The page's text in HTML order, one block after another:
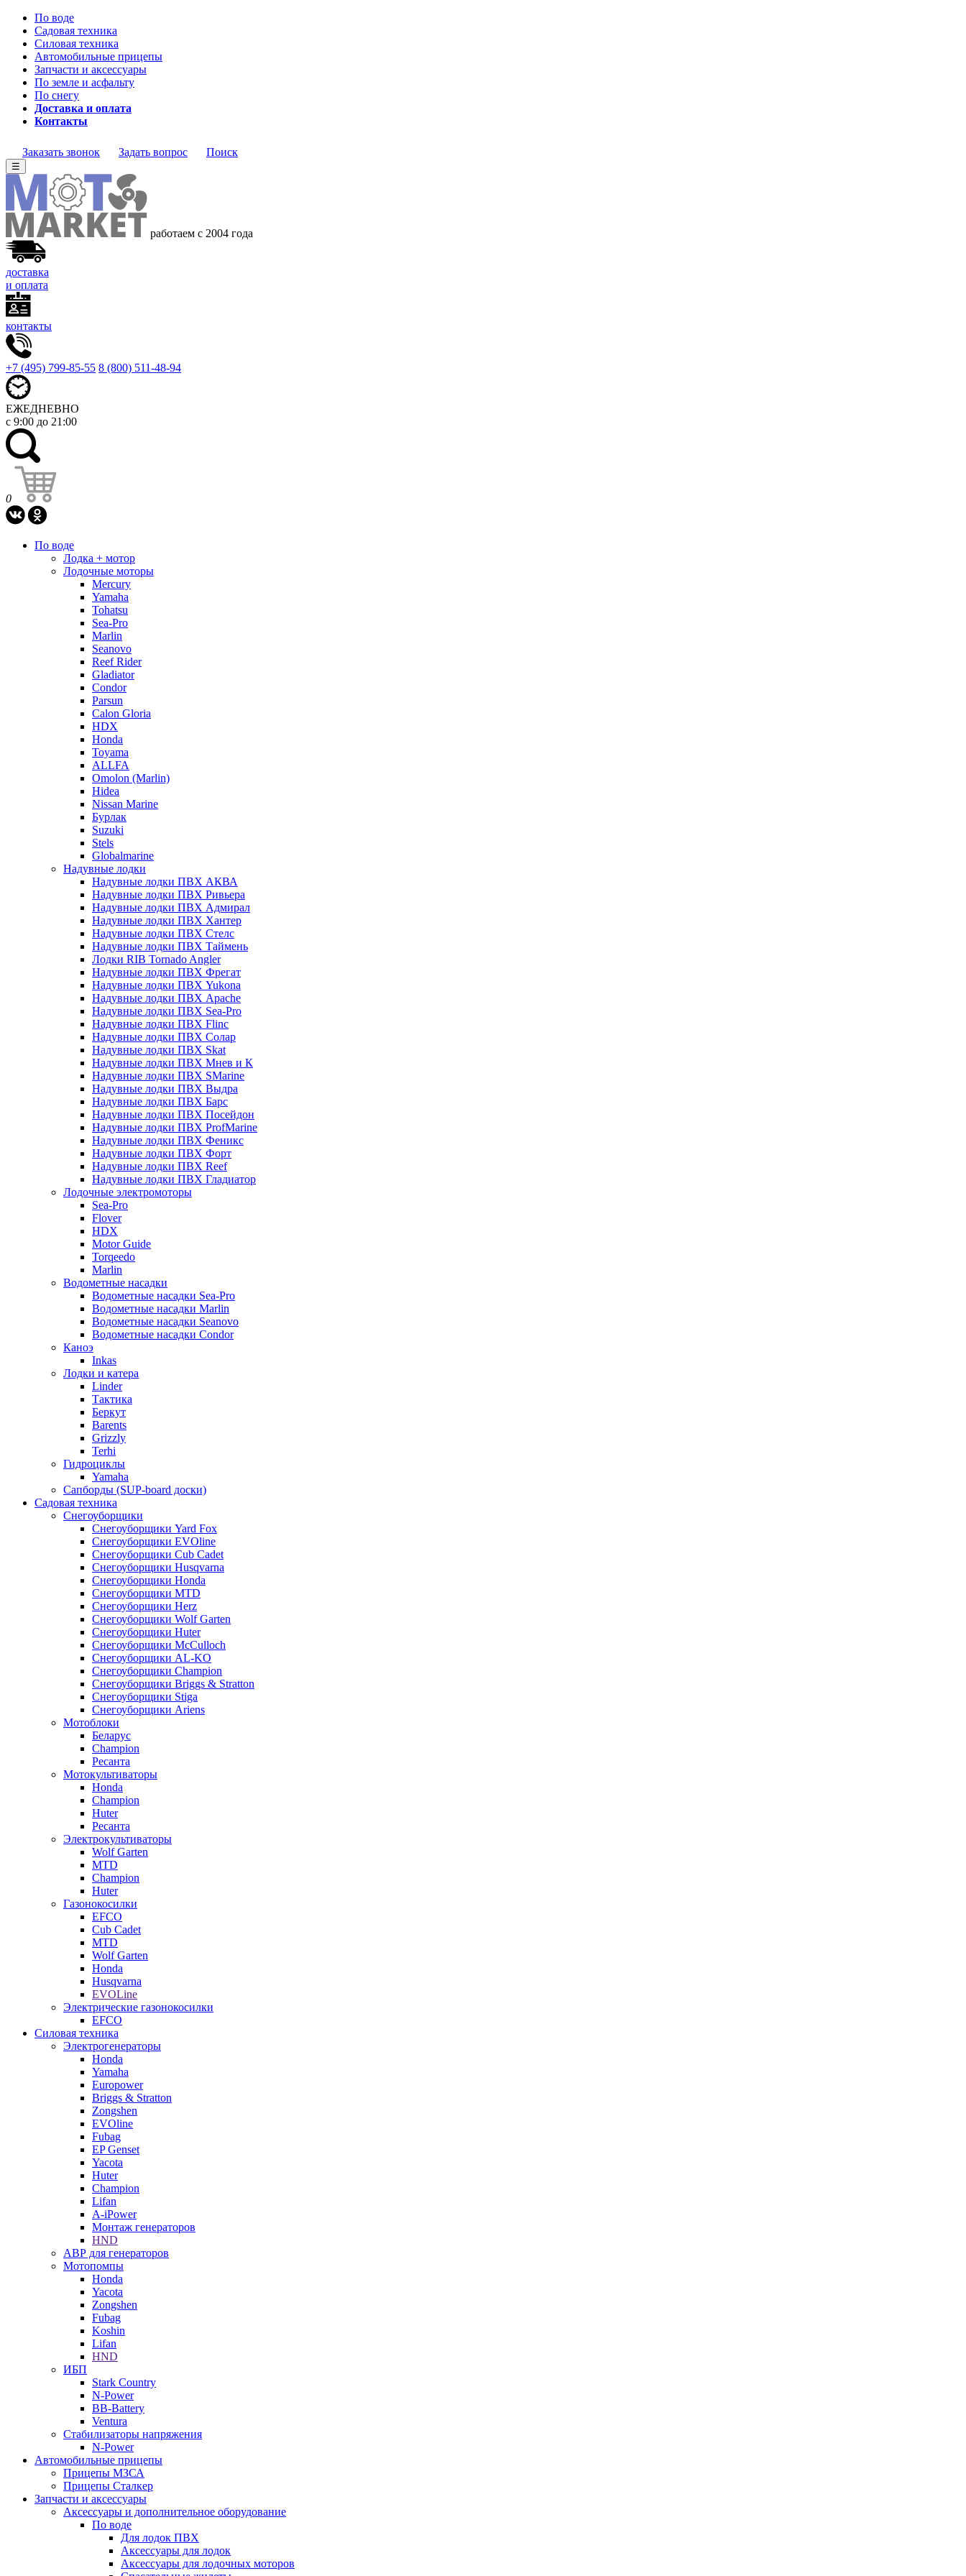
По воде
Садовая техника
Силовая техника
Автомобильные прицепы
Запчасти и аксессуары
По земле и асфальту
По снегу
Доставка и оплата
Контакты
Заказать звонок Задать вопрос Поиск
☰
работаем с 2004 года
доставка
и оплата
контакты
+7 (495) 799-85-55 8 (800) 511-48-94
ЕЖЕДНЕВНО
с 9:00 до 21:00
0
По воде
Лодка + мотор
Лодочные моторы
Mercury
Yamaha
Tohatsu
Sea-Pro
Marlin
Seanovo
Reef Rider
Gladiator
Condor
Parsun
Calon Gloria
HDX
Honda
Toyama
ALLFA
Omolon (Marlin)
Hidea
Nissan Marine
Бурлак
Suzuki
Stels
Globalmarine
Надувные лодки
Надувные лодки ПВХ АКВА
Надувные лодки ПВХ Ривьера
Надувные лодки ПВХ Адмирал
Надувные лодки ПВХ Хантер
Надувные лодки ПВХ Стелс
Надувные лодки ПВХ Таймень
Лодки RIB Tornado Angler
Надувные лодки ПВХ Фрегат
Надувные лодки ПВХ Yukona
Надувные лодки ПВХ Apache
Надувные лодки ПВХ Sea-Pro
Надувные лодки ПВХ Flinc
Надувные лодки ПВХ Солар
Надувные лодки ПВХ Skat
Надувные лодки ПВХ Мнев и К
Надувные лодки ПВХ SMarine
Надувные лодки ПВХ Выдра
Надувные лодки ПВХ Барс
Надувные лодки ПВХ Посейдон
Надувные лодки ПВХ ProfMarine
Надувные лодки ПВХ Феникс
Надувные лодки ПВХ Форт
Надувные лодки ПВХ Reef
Надувные лодки ПВХ Гладиатор
Лодочные электромоторы
Sea-Pro
Flover
HDX
Motor Guide
Torqeedo
Marlin
Водометные насадки
Водометные насадки Sea-Pro
Водометные насадки Marlin
Водометные насадки Seanovo
Водометные насадки Condor
Каноэ
Inkas
Лодки и катера
Linder
Тактика
Беркут
Barents
Grizzly
Terhi
Гидроциклы
Yamaha
Сапборды (SUP-board доски)
Садовая техника
Снегоуборщики
Снегоуборщики Yard Fox
Снегоуборщики EVOline
Снегоуборщики Cub Cadet
Снегоуборщики Husqvarna
Снегоуборщики Honda
Снегоуборщики MTD
Снегоуборщики Herz
Снегоуборщики Wolf Garten
Снегоуборщики Huter
Снегоуборщики McCulloch
Снегоуборщики AL-KO
Снегоуборщики Champion
Снегоуборщики Briggs & Stratton
Снегоуборщики Stiga
Снегоуборщики Ariens
Мотоблоки
Беларус
Champion
Ресанта
Мотокультиваторы
Honda
Champion
Huter
Ресанта
Электрокультиваторы
Wolf Garten
MTD
Champion
Huter
Газонокосилки
EFCO
Cub Cadet
MTD
Wolf Garten
Honda
Husqvarna
EVOLine
Электрические газонокосилки
EFCO
Силовая техника
Электрогенераторы
Honda
Yamaha
Europower
Briggs & Stratton
Zongshen
EVOline
Fubag
EP Genset
Yacota
Huter
Champion
Lifan
A-iPower
Монтаж генераторов
HND
АВР для генераторов
Мотопомпы
Honda
Yacota
Zongshen
Fubag
Koshin
Lifan
HND
ИБП
Stark Country
N-Power
BB-Battery
Ventura
Стабилизаторы напряжения
N-Power
Автомобильные прицепы
Прицепы МЗСА
Прицепы Сталкер
Запчасти и аксессуары
Аксессуары и дополнительное оборудование
По воде
Для лодок ПВХ
Аксессуары для лодок
Аксессуары для лодочных моторов